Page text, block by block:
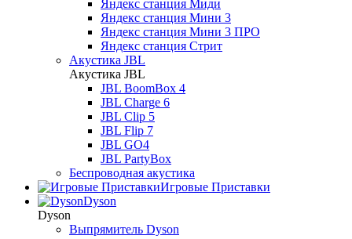
Яндекс станция Миди
Яндекс станция Мини 3
Яндекс станция Мини 3 ПРО
Яндекс станция Стрит
Акустика JBL
Акустика JBL
JBL BoomBox 4
JBL Charge 6
JBL Clip 5
JBL Flip 7
JBL GO4
JBL PartyBox
Беспроводная акустика
Игровые Приставки
Dyson
Dyson
Выпрямитель Dyson